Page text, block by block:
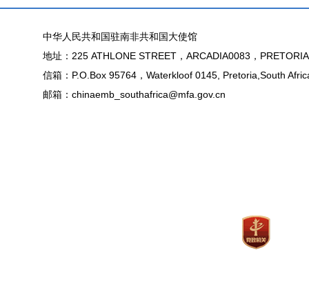
中华人民共和国驻南非共和国大使馆
地址：225 ATHLONE STREET，ARCADIA0083，
信箱：P.O.Box 95764，Waterkloof 0145, Pretoria,South
邮箱：chinaemb_southafrica@mfa.gov.cn